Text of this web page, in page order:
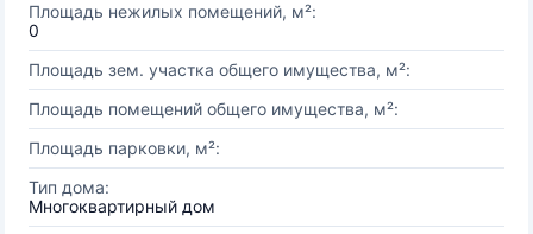
Площадь нежилых помещений, м²:
0
Площадь зем. участка общего имущества, м²:
Площадь помещений общего имущества, м²:
Площадь парковки, м²:
Тип дома:
Многоквартирный дом